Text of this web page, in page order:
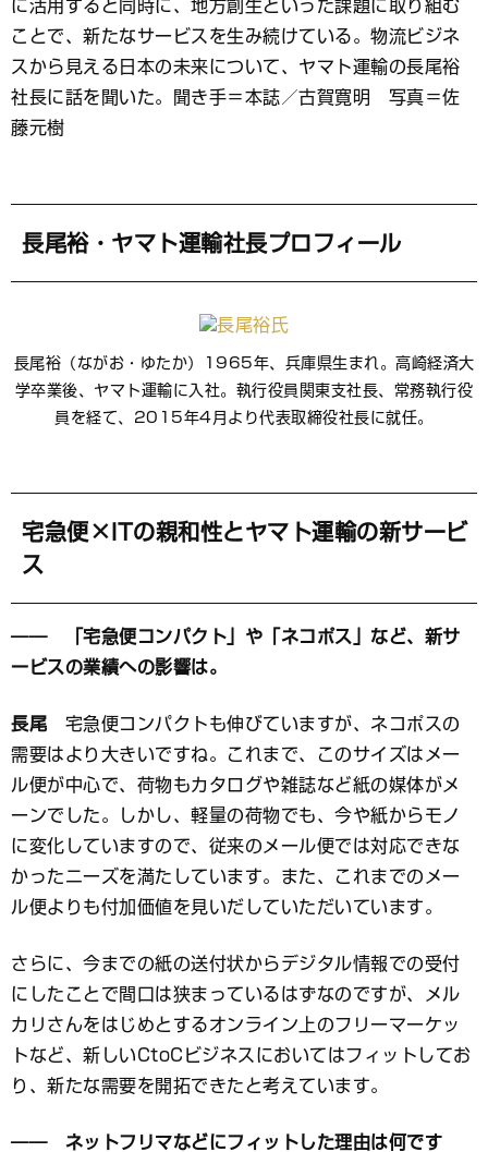
マ
ー
ク
に活用すると同時に、地方創生といった課題に取り組む
ことで、新たなサービスを生み続けている。物流ビジネ
スから見える日本の未来について、ヤマト運輸の長尾裕
社長に話を聞いた。聞き手＝本誌／古賀寛明 写真＝佐
藤元樹
長尾裕・ヤマト運輸社長プロフィール
長尾裕（ながお・ゆたか）1965年、兵庫県生まれ。高崎経済大
学卒業後、ヤマト運輸に入社。執行役員関東支社長、常務執行役
員を経て、2015年4月より代表取締役社長に就任。
宅急便×ITの親和性とヤマト運輸の新サービ
ス
―― 「宅急便コンパクト」や「ネコポス」など、新サ
ービスの業績への影響は。
長尾 宅急便コンパクトも伸びていますが、ネコポスの
需要はより大きいですね。これまで、このサイズはメー
ル便が中心で、荷物もカタログや雑誌など紙の媒体がメ
ーンでした。しかし、軽量の荷物でも、今や紙からモノ
に変化していますので、従来のメール便では対応できな
かったニーズを満たしています。また、これまでのメー
ル便よりも付加価値を見いだしていただいています。
さらに、今までの紙の送付状からデジタル情報での受付
にしたことで間口は狭まっているはずなのですが、メル
カリさんをはじめとするオンライン上のフリーマーケッ
トなど、新しいCtoCビジネスにおいてはフィットしてお
り、新たな需要を開拓できたと考えています。
―― ネットフリマなどにフィットした理由は何です